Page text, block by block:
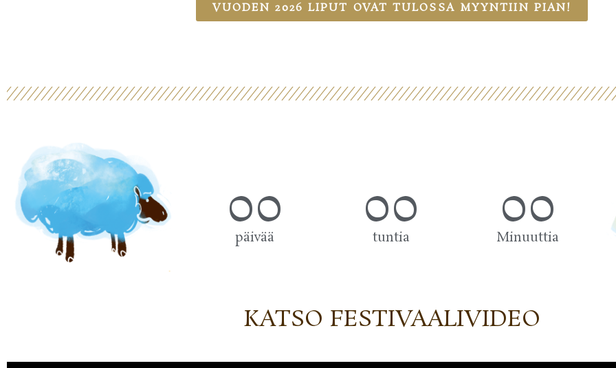
VUODEN 2026 LIPUT OVAT TULOSSA MYYNTIIN PIAN!
00
päivää 00
tuntia 00
Minuuttia
KATSO FESTIVAALIVIDEO